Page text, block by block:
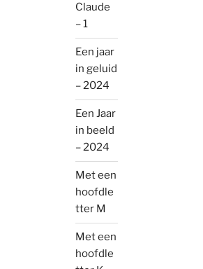
Claude
– 1
Een jaar
in geluid
– 2024
Een Jaar
in beeld
– 2024
Met een
hoofdle
tter M
Met een
hoofdle